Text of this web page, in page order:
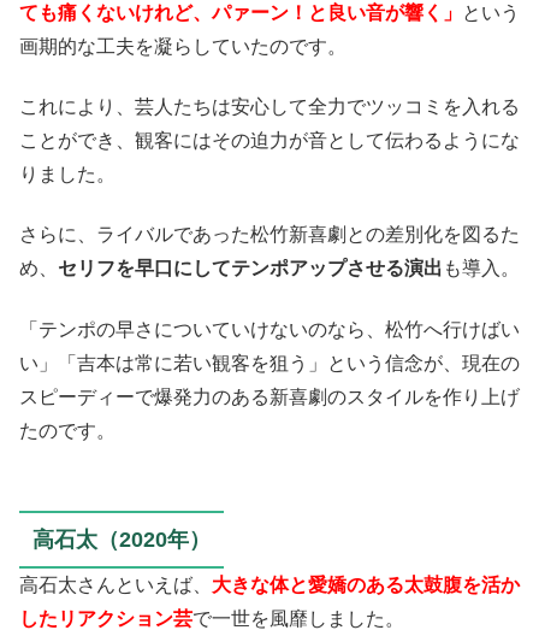
ても痛くないけれど、パァーン！と良い音が響く」 という
画期的な工夫を凝らしていたのです。
これにより、芸人たちは安心して全力でツッコミを入れる
ことができ、観客にはその迫力が音として伝わるようにな
りました。
さらに、ライバルであった松竹新喜劇との差別化を図るた
め、 セリフを早口にしてテンポアップさせる演出 も導入。
「テンポの早さについていけないのなら、松竹へ行けばい
い」「吉本は常に若い観客を狙う」という信念が、現在の
スピーディーで爆発力のある新喜劇のスタイルを作り上げ
たのです。
高石太（2020年）
高石太さんといえば、 大きな体と愛嬌のある太鼓腹を活か
したリアクション芸で一世を風靡しました。